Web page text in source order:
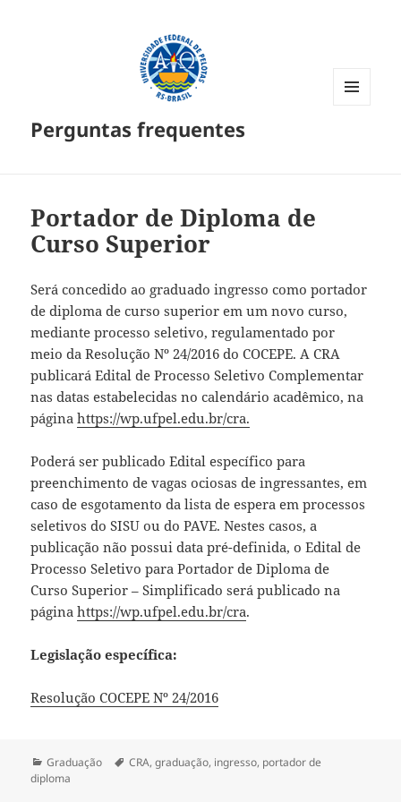
Perguntas frequentes
Portador de Diploma de
Curso Superior
Será concedido ao graduado ingresso como portador
de diploma de curso superior em um novo curso,
mediante processo seletivo, regulamentado por
meio da Resolução Nº 24/2016 do COCEPE. A CRA
publicará Edital de Processo Seletivo Complementar
nas datas estabelecidas no calendário acadêmico, na
páginahttps://wp.ufpel.edu.br/cra.
Poderá ser publicado Edital específico para
preenchimento de vagas ociosas de ingressantes, em
caso de esgotamento da lista de espera em processos
seletivos do SISU ou do PAVE. Nestes casos, a
publicação não possui data pré-definida, o Edital de
Processo Seletivo para Portador de Diploma de
Curso Superior – Simplificado será publicado na
páginahttps://wp.ufpel.edu.br/cra.
Legislação específica:
Resolução COCEPE Nº 24/2016
Categorias
Graduação Tags
CRA,graduação, ingresso, portador de
diploma